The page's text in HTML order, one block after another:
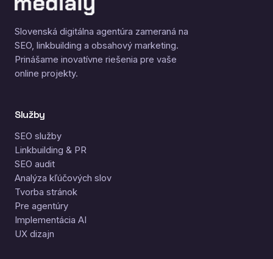
Slovenská digitálna agentúra zameraná na
SEO, linkbuilding a obsahový marketing.
Prinášame inovatívne riešenia pre vaše
online projekty.
Služby
SEO služby
Linkbuilding & PR
SEO audit
Analýza kľúčových slov
Tvorba stránok
Pre agentúry
Implementácia AI
UX dizajn